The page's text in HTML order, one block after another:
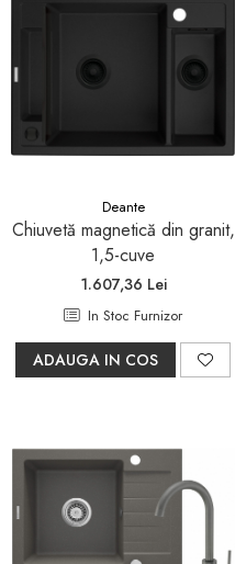
Deante
Chiuvetă magnetică din granit,
1,5-cuve
1.607,36 Lei
In Stoc Furnizor
ADAUGA IN COS